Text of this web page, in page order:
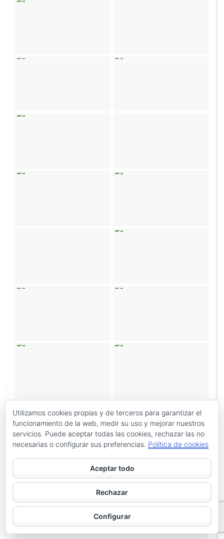
Utilizamos cookies propias y de terceros para garantizar el
funcionamiento de la web, medir su uso y mejorar nuestros
servicios. Puede aceptar todas las cookies, rechazar las no
necesarias o configurar sus preferencias. Política de cookies
Aceptar todo
Rechazar
Configurar